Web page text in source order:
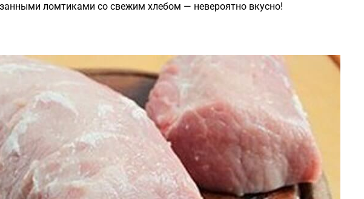
ломтиками со свежим хлебом — невероятно вкусно!